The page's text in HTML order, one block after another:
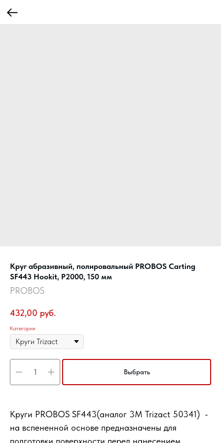
Круг абразивный, полировальный PROBOS Carting
SF443 Hookit, P2000, 150 мм
PROBOS
432,00 руб.
Категория
Выбрать
Круги PROBOS SF443(аналог 3М Trizact 50341) -
на вспененной основе предназначены для